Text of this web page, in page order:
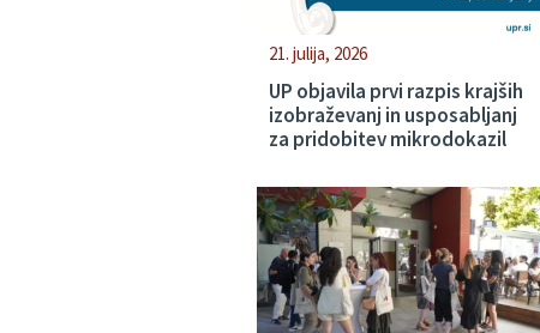
21. julija, 2026
UP objavila prvi razpis krajših
izobraževanj in usposabljanj
za pridobitev mikrodokazil